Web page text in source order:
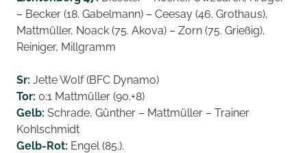
– Becker (18. Gabelmann) – Ceesay (46. Grothaus),
Mattmüller, Noack (75. Akova) – Zorn (75. Grießig),
Reiniger, Millgramm
Sr: Jette Wolf (BFC Dynamo)
Tor: 0:1 Mattmüller (90.+8)
Gelb: Schrade, Günther – Mattmüller – Trainer
Kohlschmidt
Gelb-Rot: Engel (85.).